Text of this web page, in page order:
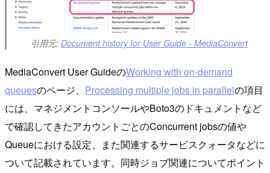
引用元: Document history for User Guide - MediaConvert
MediaConvert User GuideのWorking with on-demand
queuesのページ、 Processing multiple jobs in parallelの項目
には、マネジメントコンソールやBoto3のドキュメントなど
で確認してきたアカウントごとのConcurrent jobsの値や
Queueにおける設定、また関連するサービスクォータなどに
ついて記載されています。同時ジョブ関連についてポイント